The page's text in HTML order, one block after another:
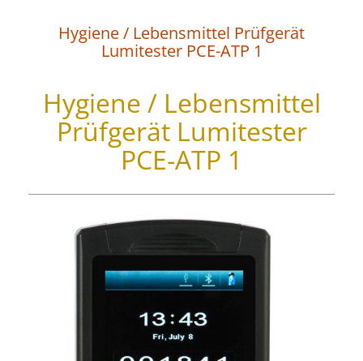
Hygiene / Lebensmittel Prüfgerät
Lumitester PCE-ATP 1
Hygiene / Lebensmittel
Prüfgerät Lumitester
PCE-ATP 1